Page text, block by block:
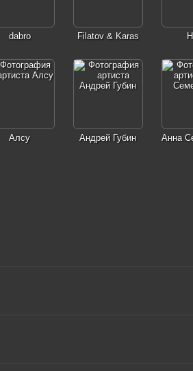
dabro Filatov & Karas
Алсу Андрей Губин Анна